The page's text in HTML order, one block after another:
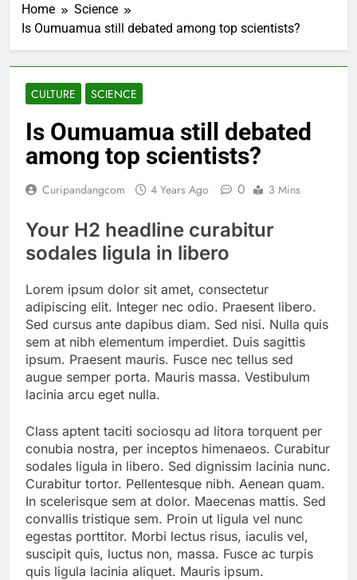
Home
Science
Is Oumuamua still debated among top scientists?
CULTURE SCIENCE
Is Oumuamua still debated
among top scientists?
Curipandangcom 4 Years Ago 0 3 Mins
Your H2 headline curabitur
sodales ligula in libero
Lorem ipsum dolor sit amet, consectetur
adipiscing elit. Integer nec odio. Praesent libero.
Sed cursus ante dapibus diam. Sed nisi. Nulla quis
sem at nibh elementum imperdiet. Duis sagittis
ipsum. Praesent mauris. Fusce nec tellus sed
augue semper porta. Mauris massa. Vestibulum
lacinia arcu eget nulla.
Class aptent taciti sociosqu ad litora torquent per
conubia nostra, per inceptos himenaeos. Curabitur
sodales ligula in libero. Sed dignissim lacinia nunc.
Curabitur tortor. Pellentesque nibh. Aenean quam.
In scelerisque sem at dolor. Maecenas mattis. Sed
convallis tristique sem. Proin ut ligula vel nunc
egestas porttitor. Morbi lectus risus, iaculis vel,
suscipit quis, luctus non, massa. Fusce ac turpis
quis ligula lacinia aliquet. Mauris ipsum.